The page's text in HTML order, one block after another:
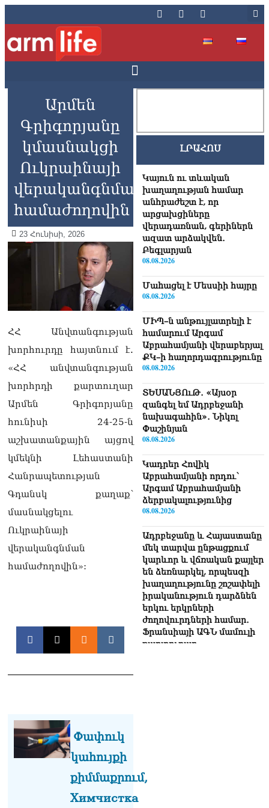
Արմեն
Գրիգորյանը
կմասնակցի
Ուկրաինայի
վերականգնման
համաժողովին
23 Հունիսի, 2026
ՀՀ Անվտանգության
խորհուրդը հայտնում է.
«ՀՀ անվտանգության
խորհրդի քարտուղար
Արմեն Գրիգորյանը
հունիսի 24-25-ն
աշխատանքային այցով
կմեկնի Լեհաստանի
Հանրապետության
Գդանսկ քաղաք՝
մասնակցելու
Ուկրաինայի
վերականգնման
համաժողովին»:
Փափուկ
կահույքի
քիմմաքրում,
Химчистка
ԼՐԱՀՈՍ
Կայուն ու տևական
խաղաղության համար
անհրաժեշտ է, որ
արցախցիները
վերադառնան, գերիներն
ազատ արձակվեն․
Բեգլարյան
08.08.2026
Մաhացել է Մեսսիի հայրը
08.08.2026
ՄԻՊ–ն անթույլատրելի է
համարում Արգամ
Աբրահամյանի վերաբերյալ
ՔԿ–ի հաղորդագրությունը
08.08.2026
ՏԵՍԱՆՅՈւԹ․ «Այսօր
զանգել եմ Ադրբեջանի
նախագահին»․ Նիկոլ
Փաշինյան
08.08.2026
Կադրեր Հովիկ
Աբրահամյանի որդու՝
Արգամ Աբրահամյանի
ձերբակալությունից
08.08.2026
Ադրբեջանը և Հայաստանը
մեկ տարվա ընթացքում
կարևոր և վճռական քայլեր
են ձեռնարկել, որպեսզի
խաղաղությունը շոշափելի
իրականություն դարձնեն
երկու երկրների
ժողովուրդների համար․
Ֆրանսիայի ԱԳՆ մամուլի
քարտուղար
08.08.2026